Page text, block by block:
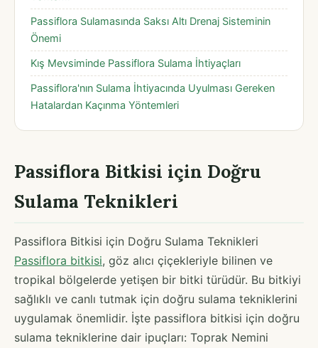
Passiflora Sulamasında Saksı Altı Drenaj Sisteminin
Önemi
Kış Mevsiminde Passiflora Sulama İhtiyaçları
Passiflora'nın Sulama İhtiyacında Uyulması Gereken
Hatalardan Kaçınma Yöntemleri
Passiflora Bitkisi için Doğru
Sulama Teknikleri
Passiflora Bitkisi için Doğru Sulama Teknikleri
Passiflora bitkisi, göz alıcı çiçekleriyle bilinen ve
tropikal bölgelerde yetişen bir bitki türüdür. Bu bitkiyi
sağlıklı ve canlı tutmak için doğru sulama tekniklerini
uygulamak önemlidir. İşte passiflora bitkisi için doğru
sulama tekniklerine dair ipuçları: Toprak Nemini